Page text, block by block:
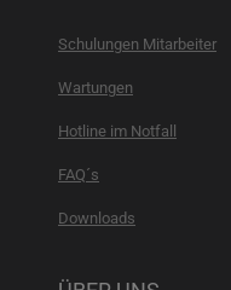
Schulungen Mitarbeiter
Wartungen
Hotline im Notfall
FAQ´s
Downloads